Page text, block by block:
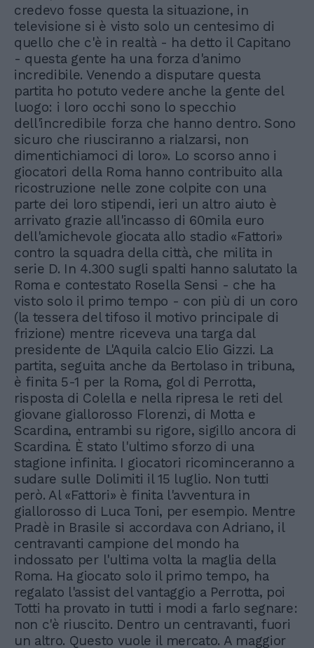
credevo fosse questa la situazione, in
televisione si è visto solo un centesimo di
quello che c'è in realtà - ha detto il Capitano
- questa gente ha una forza d'animo
incredibile. Venendo a disputare questa
partita ho potuto vedere anche la gente del
luogo: i loro occhi sono lo specchio
dell'incredibile forza che hanno dentro. Sono
sicuro che riusciranno a rialzarsi, non
dimentichiamoci di loro». Lo scorso anno i
giocatori della Roma hanno contribuito alla
ricostruzione nelle zone colpite con una
parte dei loro stipendi, ieri un altro aiuto è
arrivato grazie all'incasso di 60mila euro
dell'amichevole giocata allo stadio «Fattori»
contro la squadra della città, che milita in
serie D. In 4.300 sugli spalti hanno salutato la
Roma e contestato Rosella Sensi - che ha
visto solo il primo tempo - con più di un coro
(la tessera del tifoso il motivo principale di
frizione) mentre riceveva una targa dal
presidente de L'Aquila calcio Elio Gizzi. La
partita, seguita anche da Bertolaso in tribuna,
è finita 5-1 per la Roma, gol di Perrotta,
risposta di Colella e nella ripresa le reti del
giovane giallorosso Florenzi, di Motta e
Scardina, entrambi su rigore, sigillo ancora di
Scardina. È stato l'ultimo sforzo di una
stagione infinita. I giocatori ricominceranno a
sudare sulle Dolimiti il 15 luglio. Non tutti
però. Al «Fattori» è finita l'avventura in
giallorosso di Luca Toni, per esempio. Mentre
Pradè in Brasile si accordava con Adriano, il
centravanti campione del mondo ha
indossato per l'ultima volta la maglia della
Roma. Ha giocato solo il primo tempo, ha
regalato l'assist del vantaggio a Perrotta, poi
Totti ha provato in tutti i modi a farlo segnare:
non c'è riuscito. Dentro un centravanti, fuori
un altro. Questo vuole il mercato. A maggior